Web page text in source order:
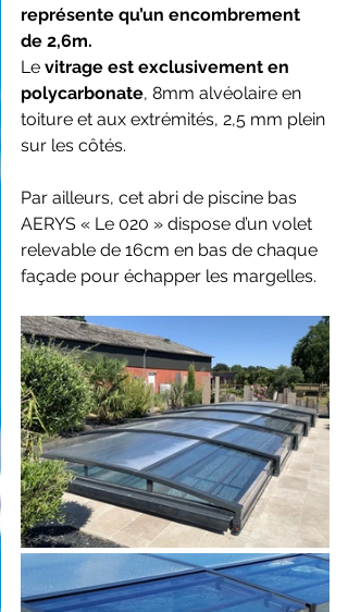
représente qu’un encombrement
de 2,6m.
Le vitrage est exclusivement en
polycarbonate, 8mm alvéolaire en
toiture et aux extrémités, 2,5 mm plein
sur les côtés.
Par ailleurs, cet abri de piscine bas
AERYS « Le 020 » dispose d’un volet
relevable de 16cm en bas de chaque
façade pour échapper les margelles.